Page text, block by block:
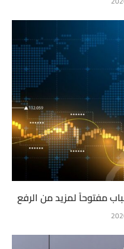
مفتوحاً لمزيد من الرفع